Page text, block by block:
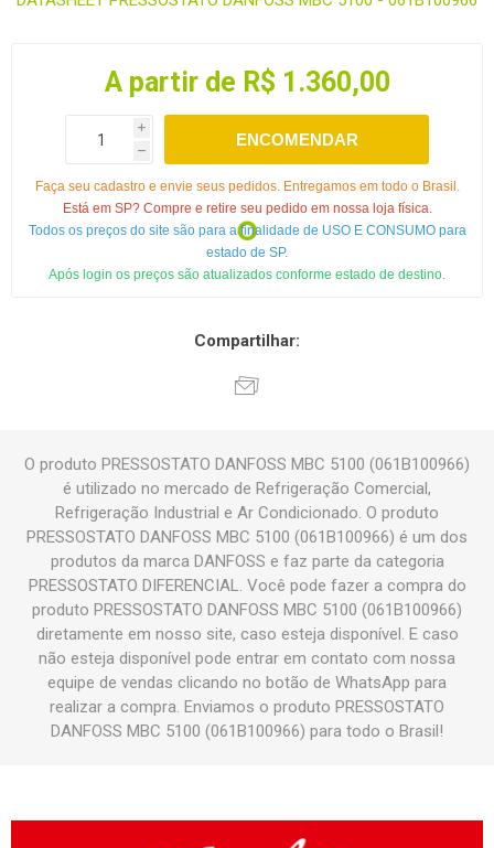
A partir de R$ 1.360,00
i
h
ENCOMENDAR
Faça seu cadastro e envie seus pedidos. Entregamos em todo o Brasil.
Está em SP? Compre e retire seu pedido em nossa loja física.
Todos os preços do site são para a finalidade de USO E CONSUMO para
estado de SP.
Após login os preços são atualizados conforme estado de destino.
Compartilhar:
O produto PRESSOSTATO DANFOSS MBC 5100 (061B100966)
é utilizado no mercado de Refrigeração Comercial,
Refrigeração Industrial e Ar Condicionado. O produto
PRESSOSTATO DANFOSS MBC 5100 (061B100966) é um dos
produtos da marca DANFOSS e faz parte da categoria
PRESSOSTATO DIFERENCIAL. Você pode fazer a compra do
produto PRESSOSTATO DANFOSS MBC 5100 (061B100966)
diretamente em nosso site, caso esteja disponível. E caso
não esteja disponível pode entrar em contato com nossa
equipe de vendas clicando no botão de WhatsApp para
realizar a compra. Enviamos o produto PRESSOSTATO
DANFOSS MBC 5100 (061B100966) para todo o Brasil!